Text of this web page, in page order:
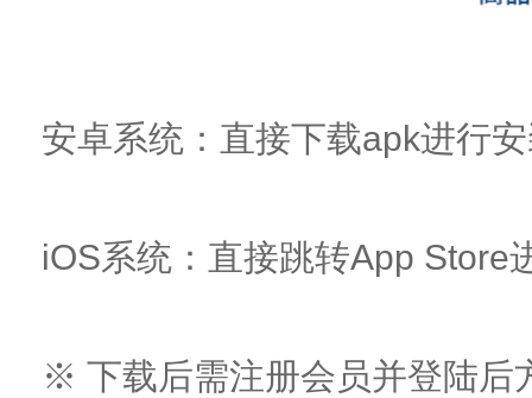
安卓系统：直接下载apk进行
iOS系统：直接跳转App Store
※ 下载后需注册会员并登陆后